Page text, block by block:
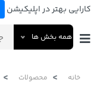
کارایی بهتر در اپلیکیشن
همه بخش ها
خانه محصولات